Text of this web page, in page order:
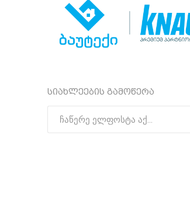
სიახლეების გამოწერა